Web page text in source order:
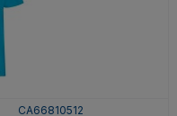
CA66810512